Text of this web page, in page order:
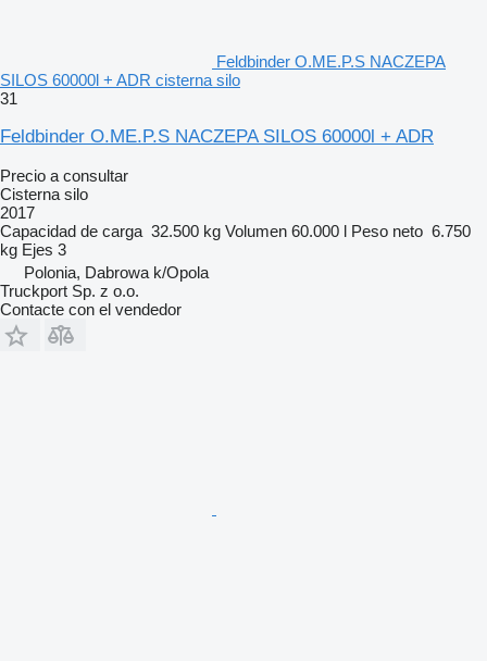
Feldbinder O.ME.P.S NACZEPA
SILOS 60000l + ADR cisterna silo
31
Feldbinder O.ME.P.S NACZEPA SILOS 60000l + ADR
Precio a consultar
Cisterna silo
2017
Capacidad de carga 32.500 kg Volumen 60.000 l Peso neto 6.750
kg Ejes 3
Polonia, Dabrowa k/Opola
Truckport Sp. z o.o.
Contacte con el vendedor